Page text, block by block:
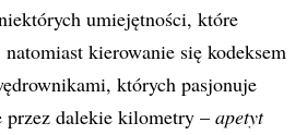
umiejętności, które
kierowanie się kodeksem
których pasjonuje
przez dalekie kilometry – apetyt